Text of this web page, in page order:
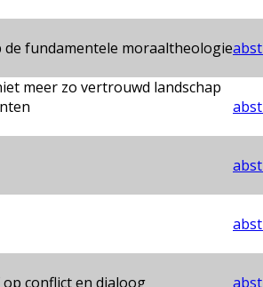
fundamentele moraaltheologie
meer zo vertrouwd landschap
conflict en dialoog